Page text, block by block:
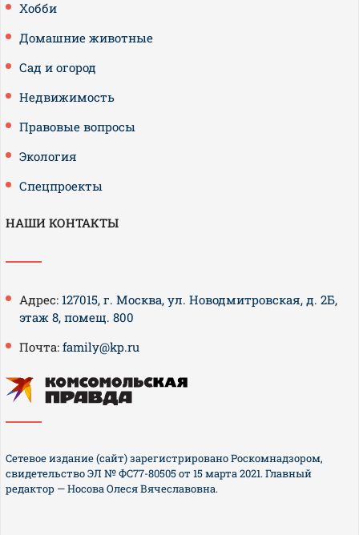
Хобби
Домашние животные
Сад и огород
Недвижимость
Правовые вопросы
Экология
Спецпроекты
НАШИ КОНТАКТЫ
Адрес: 127015, г. Москва, ул. Новодмитровская, д. 2Б,
этаж 8, помещ. 800
Почта: family@kp.ru
Сетевое издание (сайт) зарегистрировано Роскомнадзором,
свидетельство ЭЛ № ФС77-80505 от 15 марта 2021. Главный
редактор — Носова Олеся Вячеславовна.